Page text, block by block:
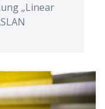
„Linear